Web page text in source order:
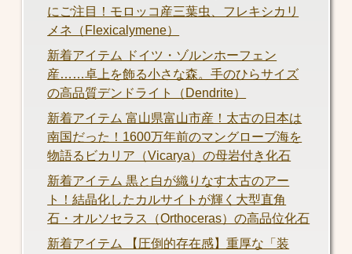
にご注目！モロッコ産三葉虫、フレキシカリ
メネ（Flexicalymene）
新着アイテム ドイツ・ゾルンホーフェン
産……卓上を飾る小さな森。手のひらサイズ
の高品質デンドライト（Dendrite）
新着アイテム 富山県富山市産！太古の日本は
南国だった！1600万年前のマングローブ海を
物語るビカリア（Vicarya）の母岩付き化石
新着アイテム 黒と白が織りなす太古のアー
ト！結晶化したカルサイトが輝く大型直角
石・オルソセラス（Orthoceras）の高品位化石
新着アイテム 【圧倒的存在感】重厚な「装